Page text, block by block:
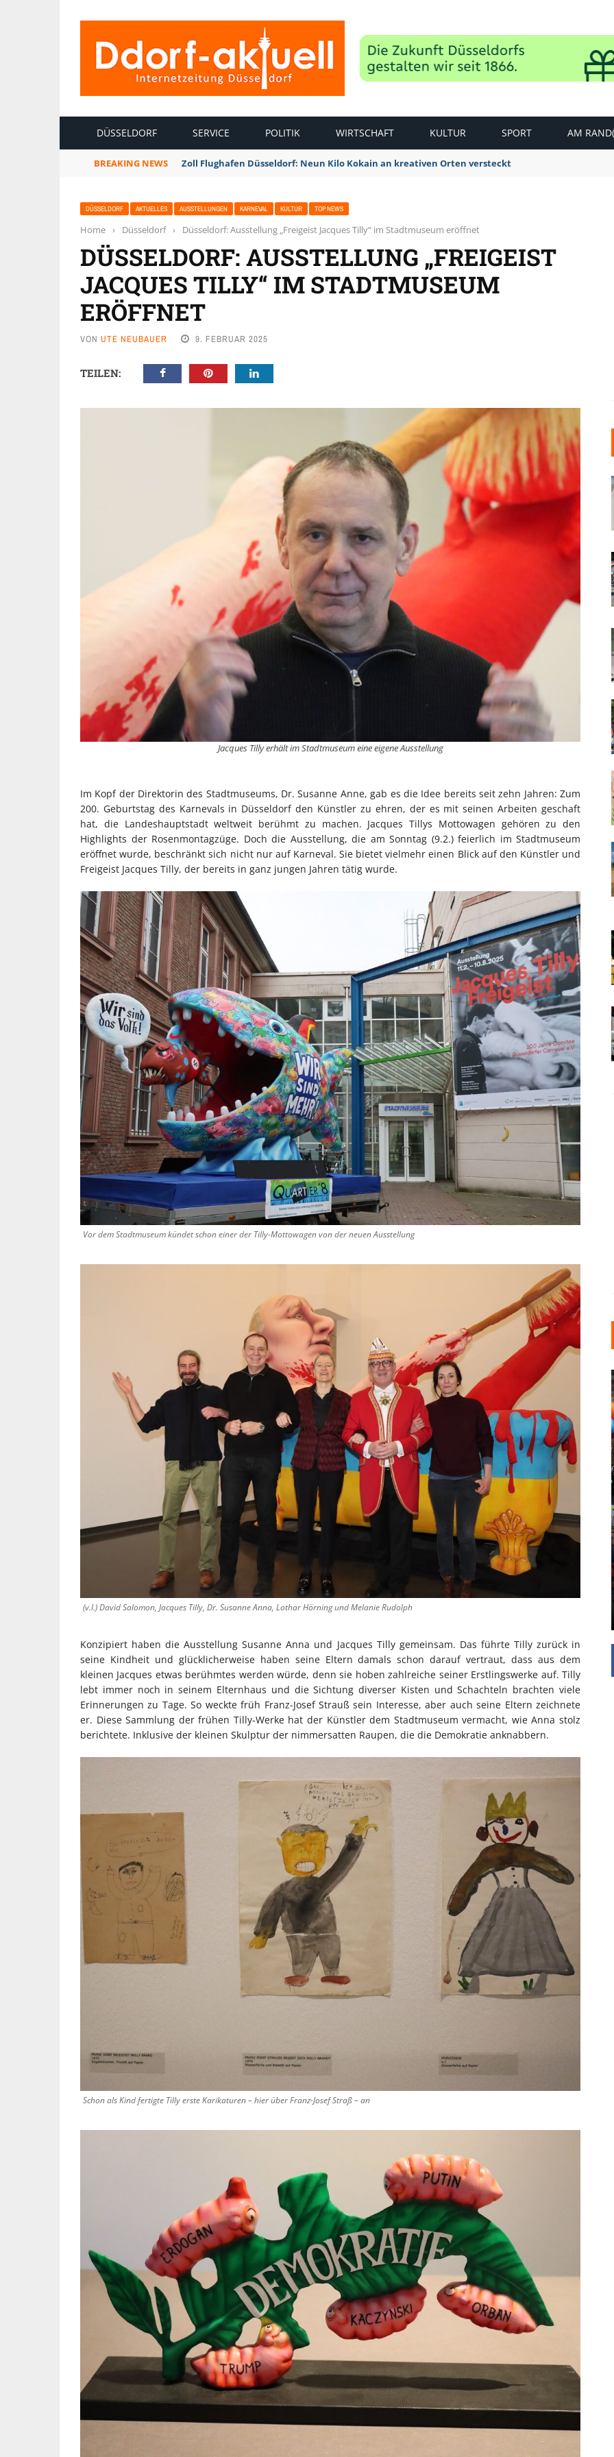
DÜSSELDORF SERVICE POLITIK WIRTSCHAFT KULTUR SPORT AM
BREAKING NEWS Zoll Flughafen Düsseldorf: Neun Kilo Kokain an kreativen Orten versteckt
DÜSSELDORF AKTUELLES AUSSTELLUNGEN KARNEVAL KULTUR TOP NEWS
Home › Düsseldorf › Düsseldorf: Ausstellung „Freigeist Jacques Tilly“ im Stadtmuseum eröffnet
DÜSSELDORF: AUSSTELLUNG „FREIGEIST
JACQUES TILLY“ IM STADTMUSEUM
ERÖFFNET
VON UTE NEUBAUER 9. FEBRUAR 2025
TEILEN:
Jacques Tilly erhält im Stadtmuseum eine eigene Ausstellung
Im Kopf der Direktorin des Stadtmuseums, Dr. Susanne Anne, gab es die Idee bereits seit zehn Jahren: Zum
200. Geburtstag des Karnevals in Düsseldorf den Künstler zu ehren, der es mit seinen Arbeiten geschaft
hat, die Landeshauptstadt weltweit berühmt zu machen. Jacques Tillys Mottowagen gehören zu den
Highlights der Rosenmontagzüge. Doch die Ausstellung, die am Sonntag (9.2.) feierlich im Stadtmuseum
eröffnet wurde, beschränkt sich nicht nur auf Karneval. Sie bietet vielmehr einen Blick auf den Künstler und
Freigeist Jacques Tilly, der bereits in ganz jungen Jahren tätig wurde.
Vor dem Stadtmuseum kündet schon einer der Tilly-Mottowagen von der neuen Ausstellung
(v.l.) David Salomon, Jacques Tilly, Dr. Susanne Anna, Lothar Hörning und Melanie Rudolph
Konzipiert haben die Ausstellung Susanne Anna und Jacques Tilly gemeinsam. Das führte Tilly zurück in
seine Kindheit und glücklicherweise haben seine Eltern damals schon darauf vertraut, dass aus dem
kleinen Jacques etwas berühmtes werden würde, denn sie hoben zahlreiche seiner Erstlingswerke auf. Tilly
lebt immer noch in seinem Elternhaus und die Sichtung diverser Kisten und Schachteln brachten viele
Erinnerungen zu Tage. So weckte früh Franz-Josef Strauß sein Interesse, aber auch seine Eltern zeichnete
er. Diese Sammlung der frühen Tilly-Werke hat der Künstler dem Stadtmuseum vermacht, wie Anna stolz
berichtete. Inklusive der kleinen Skulptur der nimmersatten Raupen, die die Demokratie anknabbern.
Schon als Kind fertigte Tilly erste Karikaturen – hier über Franz-Josef Straß – an
INDUSTRIELLER CHIC: WIE
KUNSTSTOFFFENSTER DEN
LOFT-STIL IN IHREM
EINFAMILIENHAUS
UNTERSTÜTZEN
Die Inspiration des industriellen Chics sind die
Werkshallen des Industriezeitalters. Die Basis für
diesen Stil sind große Räume, schlicht gehalten
mit rustikalen Elementen und großen
Fensterflächen. Wie so vieles wurde ...